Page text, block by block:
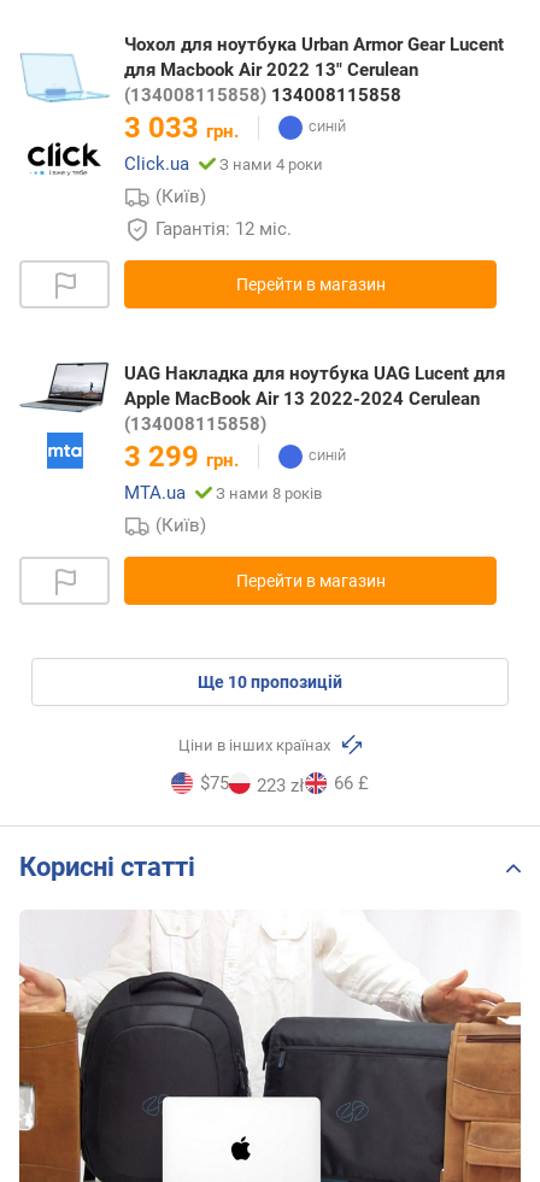
Чохол для ноутбука Urban Armor Gear Lucent
для Macbook Air 2022 13" Cerulean
(134008115858) 134008115858
3 033 грн.
Click.ua
З нами 4 роки
(Київ)
Гарантія: 12 міс.
Перейти в магазин
UAG Накладка для ноутбука UAG Lucent для
Apple MacBook Air 13 2022-2024 Cerulean
(134008115858)
3 299 грн.
MTA.ua
З нами 8 років
(Київ)
Перейти в магазин
ще 10пропозицій
Ціни в інших країнах
$75 223 zł 66 £
Корисні статті